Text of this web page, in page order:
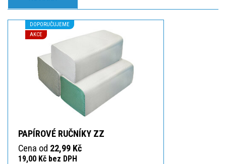
DOPORUČUJEME
AKCE
PAPÍROVÉ RUČNÍKY ZZ
Cena od 22,99 Kč
19,00 Kč bez DPH